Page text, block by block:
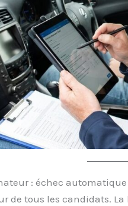
: échec automatique
de tous les candidats.